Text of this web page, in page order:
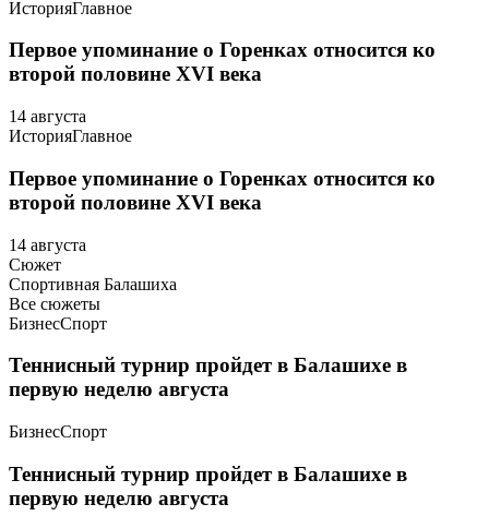
ИсторияГлавное
Первое упоминание о Горенках относится ко
второй половине XVI века
14 августа
ИсторияГлавное
Первое упоминание о Горенках относится ко
второй половине XVI века
14 августа
Сюжет
Спортивная Балашиха
Все сюжеты
БизнесСпорт
Теннисный турнир пройдет в Балашихе в
первую неделю августа
БизнесСпорт
Теннисный турнир пройдет в Балашихе в
первую неделю августа